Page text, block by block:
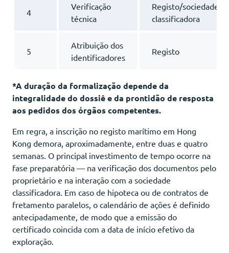
4
Verificação
técnica
Registo/sociedade
classificadora
5
Atribuição dos
identificadores
Registo
*A duração da formalização depende da
integralidade do dossiê e da prontidão de resposta
aos pedidos dos órgãos competentes.
Em regra, a inscrição no registo marítimo em Hong
Kong demora, aproximadamente, entre duas e quatro
semanas. O principal investimento de tempo ocorre na
fase preparatória — na verificação dos documentos pelo
proprietário e na interação com a sociedade
classificadora. Em caso de hipoteca ou de contratos de
fretamento paralelos, o calendário de ações é definido
antecipadamente, de modo que a emissão do
certificado coincida com a data de início efetivo da
exploração.